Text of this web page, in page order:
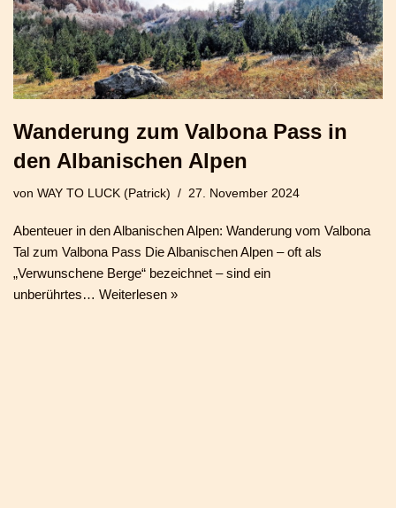
Wanderung zum Valbona Pass in
den Albanischen Alpen
von WAY TO LUCK (Patrick) 27. November 2024
Abenteuer in den Albanischen Alpen: Wanderung vom Valbona
Tal zum Valbona Pass Die Albanischen Alpen – oft als
„Verwunschene Berge“ bezeichnet – sind ein
unberührtes… Weiterlesen »